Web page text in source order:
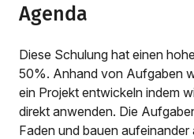
Agenda
Diese Schulung hat einen
50%. Anhand von Aufgaben
ein Projekt entwickeln indem
direkt anwenden. Die
Faden und bauen aufeinander